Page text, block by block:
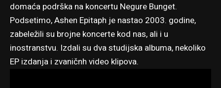
domaća podrška na koncertu Negure Bunget.
Podsetimo, Ashen Epitaph je nastao 2003. godine,
zabeležili su brojne koncerte kod nas, ali i u
inostranstvu. Izdali su dva studijska albuma, nekoliko
EP izdanja i zvaničnh video klipova.